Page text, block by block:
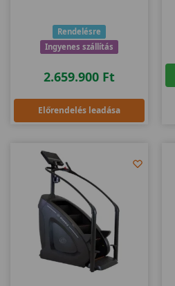
Rendelésre
Ingyenes szállítás
2.659.900 Ft
Előrendelés leadása